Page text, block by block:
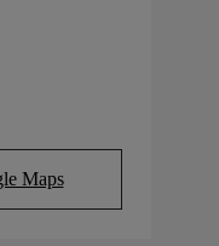
Maps
tab)